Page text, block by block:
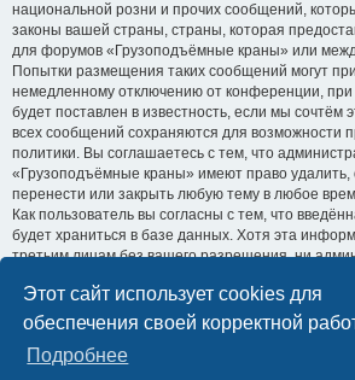
Этот сайт использует cookies для
обеспечения своей корректной
Подробнее
национальной розни и прочих сообщений,
законы вашей страны, страны, которая
для форумов «Грузоподъёмные краны» или
Попытки размещения таких сообщений могут
немедленному отключению от конференции,
будет поставлен в известность, если мы сочтём
всех сообщений сохраняются для возможности
политики. Вы соглашаетесь с тем, что
«Грузоподъёмные краны» имеют право удалить,
перенести или закрыть любую тему в любое
Как пользователь вы согласны с тем, что
будет храниться в базе данных. Хотя эта
третьим лицам без вашего разрешения, ни
«Грузоподъёмные краны», ни phpBB Limited не
за действия хакеров, которые могут привести к
доступу к ней.